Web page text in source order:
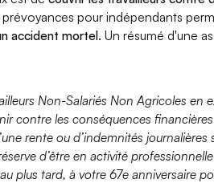
prévoyances pour indépendants
accident mortel. Un résumé d'une
Non-Salariés Non Agricoles en
contre les conséquences
rente ou d’indemnités journalières
d’être en activité
plus tard, à votre 67e anniversaire